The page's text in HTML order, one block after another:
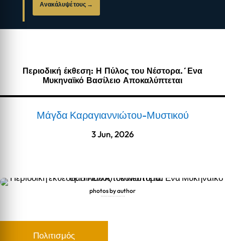
Ανακάλυψέ τους →
Περιοδική έκθεση: Η Πύλος του Νέστορα.´Ενα
Μυκηναϊκό Βασίλειο Αποκαλύπτεται
Μάγδα Καραγιαννιώτου-Μυστικού
3 Jun, 2026
photos by author
Πολιτισμός